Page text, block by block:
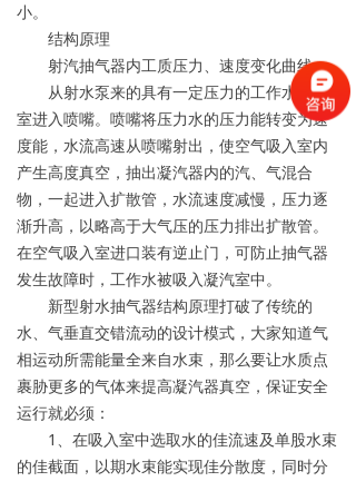
小。
结构原理
射汽抽气器内工质压力、速度变化曲线
从射水泵来的具有一定压力的工作水经水
室进入喷嘴。喷嘴将压力水的压力能转变为速
度能，水流高速从喷嘴射出，使空气吸入室内
产生高度真空，抽出凝汽器内的汽、气混合
物，一起进入扩散管，水流速度减慢，压力逐
渐升高，以略高于大气压的压力排出扩散管。
在空气吸入室进口装有逆止门，可防止抽气器
发生故障时，工作水被吸入凝汽室中。
新型射水抽气器结构原理打破了传统的
水、气垂直交错流动的设计模式，大家知道气
相运动所需能量全来自水束，那么要让水质点
裹胁更多的气体来提高凝汽器真空，保证安全
运行就必须：
1、在吸入室中选取水的佳流速及单股水束
的佳截面，以期水束能实现佳分散度，同时分